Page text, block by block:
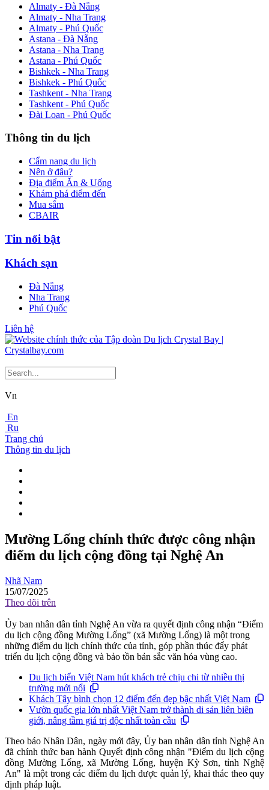
Almaty - Đà Nẵng
Almaty - Nha Trang
Almaty - Phú Quốc
Astana - Đà Nẵng
Astana - Nha Trang
Astana - Phú Quốc
Bishkek - Nha Trang
Bishkek - Phú Quốc
Tashkent - Nha Trang
Tashkent - Phú Quốc
Đài Loan - Phú Quốc
Thông tin du lịch
Cẩm nang du lịch
Nên ở đâu?
Địa điểm Ăn & Uống
Khám phá điểm đến
Mua sắm
CBAIR
Tin nổi bật
Khách sạn
Đà Nẵng
Nha Trang
Phú Quốc
Liên hệ
Vn
En
Ru
Trang chủ
Thông tin du lịch
Mường Lống chính thức được công nhận
điểm du lịch cộng đồng tại Nghệ An
Nhã Nam
15/07/2025
Theo dõi trên
Ủy ban nhân dân tỉnh Nghệ An vừa ra quyết định công nhận “Điểm
du lịch cộng đồng Mường Lống” (xã Mường Lống) là một trong
những điểm du lịch chính thức của tỉnh, góp phần thúc đẩy phát
triển du lịch cộng đồng và bảo tồn bản sắc văn hóa vùng cao.
Du lịch biển Việt Nam hút khách trẻ chịu chi từ nhiều thị
trường mới nổi
Khách Tây bình chọn 12 điểm đến đẹp bậc nhất Việt Nam
Vườn quốc gia lớn nhất Việt Nam trở thành di sản liên biên
giới, nâng tầm giá trị độc nhất toàn cầu
Theo báo Nhân Dân, ngày mới đây, Ủy ban nhân dân tỉnh Nghệ An
đã chính thức ban hành Quyết định công nhận "Điểm du lịch cộng
đồng Mường Lống, xã Mường Lống, huyện Kỳ Sơn, tỉnh Nghệ
An" là một trong các điểm du lịch được quản lý, khai thác theo quy
định pháp luật.